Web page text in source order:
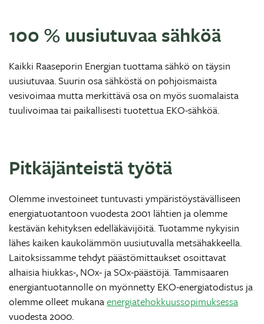
100 % uusiutuvaa sähköä
Kaikki Raaseporin Energian tuottama sähkö on täysin
uusiutuvaa. Suurin osa sähköstä on pohjoismaista
vesivoimaa mutta merkittävä osa on myös suomalaista
tuulivoimaa tai paikallisesti tuotettua EKO-sähköä.
Pitkäjänteistä työtä
Olemme investoineet tuntuvasti ympäristöystävälliseen
energiatuotantoon vuodesta 2001 lähtien ja olemme
kestävän kehityksen edelläkävijöitä. Tuotamme nykyisin
lähes kaiken kaukolämmön uusiutuvalla metsähakkeella.
Laitoksissamme tehdyt päästömittaukset osoittavat
alhaisia hiukkas-, NOx- ja SOx-päästöjä. Tammisaaren
energiantuotannolle on myönnetty EKO-energiatodistus ja
olemme olleet mukanaenergiatehokkuussopimuksessa
vuodesta 2000.